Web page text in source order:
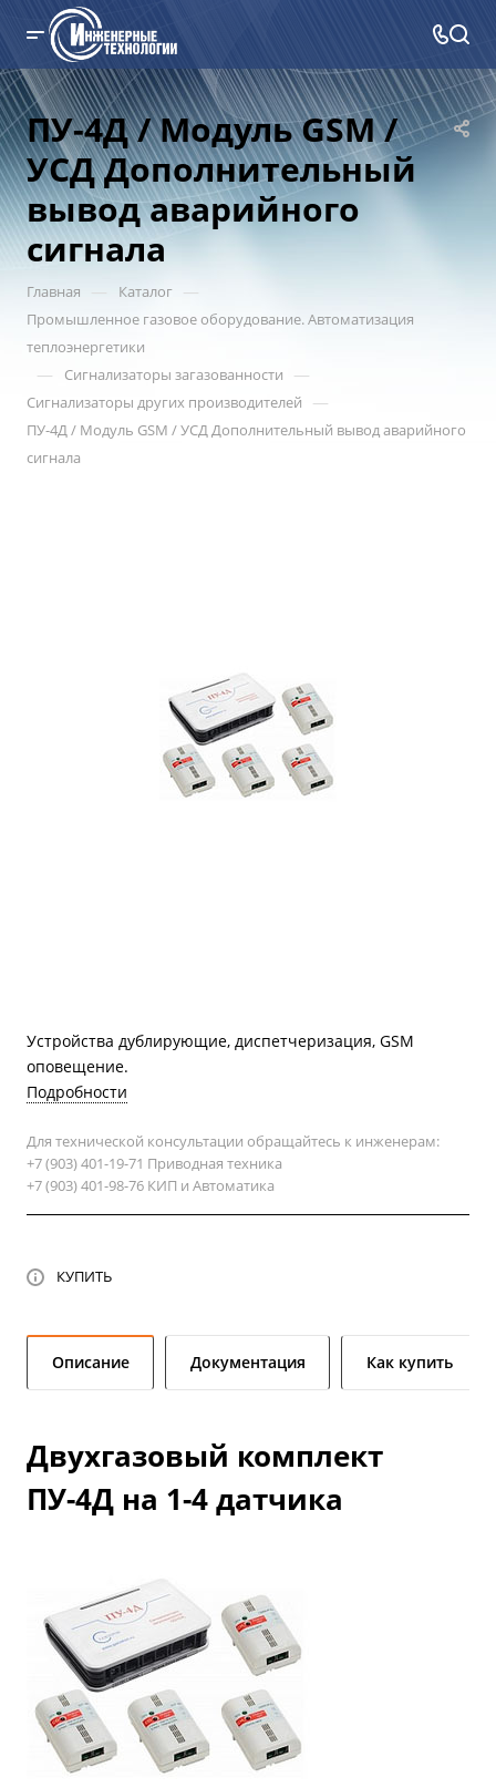
ПУ-4Д / Модуль GSM /
УСД Дополнительный
вывод аварийного
сигнала
Главная — Каталог —
Промышленное газовое оборудование. Автоматизация
теплоэнергетики
— Сигнализаторы загазованности —
Сигнализаторы других производителей —
ПУ-4Д / Модуль GSM / УСД Дополнительный вывод аварийного
сигнала
Устройства дублирующие, диспетчеризация, GSM
оповещение.
Подробности
Для технической консультации обращайтесь к инженерам:
+7 (903) 401-19-71 Приводная техника
+7 (903) 401-98-76 КИП и Автоматика
КУПИТЬ
Описание Документация Как купить
Двухгазовый комплект
ПУ-4Д на 1-4 датчика